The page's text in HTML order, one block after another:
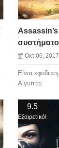
Οκτ 06, 2017
Είναι
Αίγυπτο;
9.5
Εξαιρετικό!